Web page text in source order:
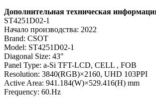
Дополнительная техническая
ST4251D02-1
Начало производства: 2022
Brand: CSOT
Model: ST4251D02-1
Diagonal Size: 43"
Panel Type: a-Si TFT-LCD, CELL , FOB
Resolution: 3840(RGB)×2160, UHD 103PPI
Active Area: 941.184(W)×529.416(H) mm
Frequency: 60.Hz